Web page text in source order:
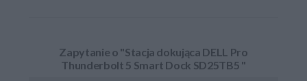
Zapytanie o "Stacja dokująca DELL Pro
Thunderbolt 5 Smart Dock SD25TB5 "